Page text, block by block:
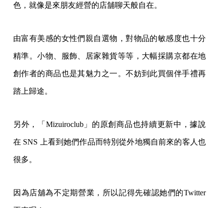
色，就像是來朋友經營的店舖聊天般自在。
由富有美感的女性們親自選物，對物品的敏感度也十分
精準。小物、服飾、居家雜貨等等，大幅採購京都在地
創作者的商品也是其魅力之一。不妨到此買個伴手禮再
踏上歸途。
另外，「Mizuiroclub」的原創商品也持續更新中，據說
在 SNS 上看到她們作品而特別從外地獨自前來的客人也
很多。
因為店舖為不定期營業，所以記得先確認她們的Twitter